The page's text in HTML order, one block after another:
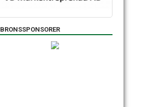
BRONSSPONSORER